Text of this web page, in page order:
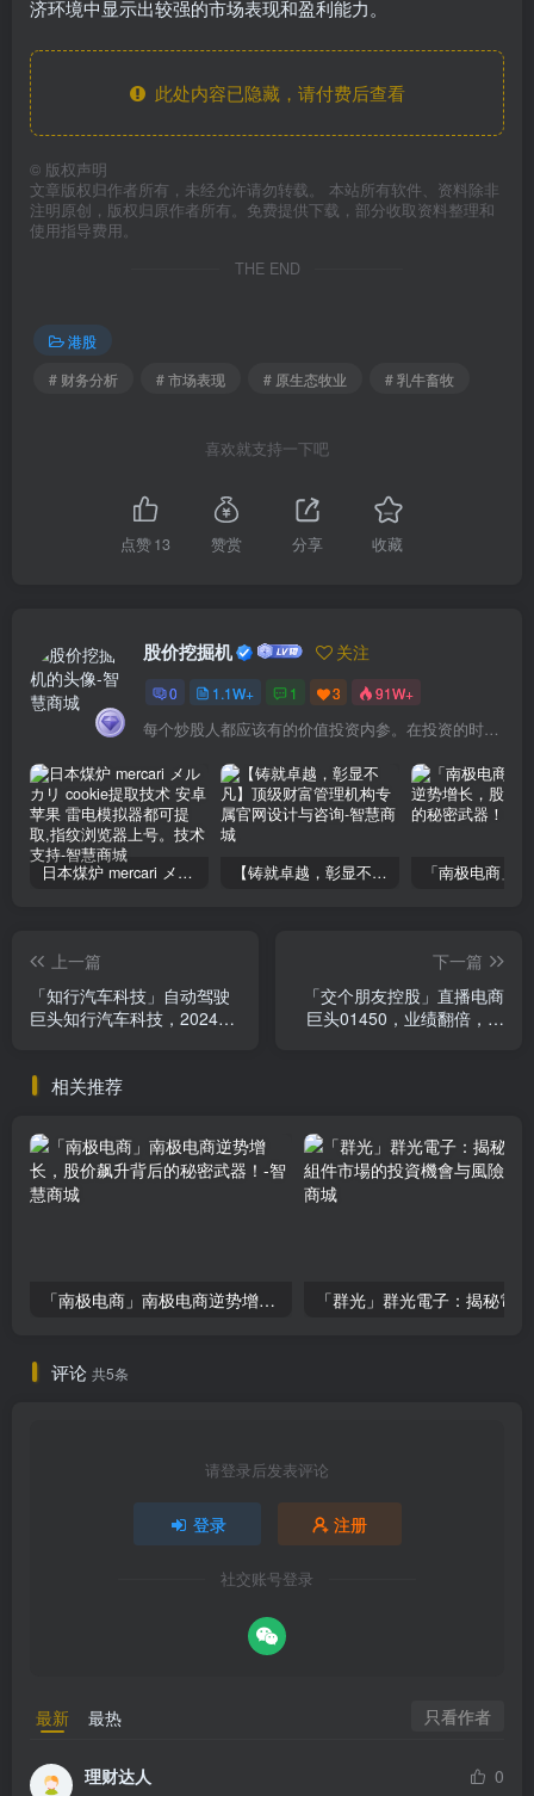
济环境中显示出较强的市场表现和盈利能力。
此处内容已隐藏，请付费后查看
© 版权声明
文章版权归作者所有，未经允许请勿转载。 本站所有软件、资料除非
注明原创，版权归原作者所有。免费提供下载，部分收取资料整理和
使用指导费用。
THE END
港股
# 财务分析
# 市场表现 # 原生态牧业 # 乳牛畜牧
喜欢就支持一下吧
点赞13 赞赏 分享 收藏
股价挖掘机 关注
0 1.1W+ 1 3 91W+
每个炒股人都应该有的价值投资内参。在投资的时候，我们把自己看成是企业分析师——而不是市场分析师，也不是宏观经济分析师，更不是证券分析师。
日本煤炉 mercari メルカリ cookie提取技术 安卓 苹果 雷电模拟器都可提取,指纹浏览器上号。技术支持 【铸就卓越，彰显不凡】顶级财富管理机构专属官网设计与咨询
上一篇
「知行汽车科技」自动驾驶
巨头知行汽车科技，2024年
下一篇
「交个朋友控股」直播电商
巨头01450，业绩翻倍，你
相关推荐
「南极电商」南极电商逆势增长，股价飙升背后的秘密武器！
评论 共5条
请登录后发表评论
登录 注册
社交账号登录
最新 最热 只看作者
理财达人
0